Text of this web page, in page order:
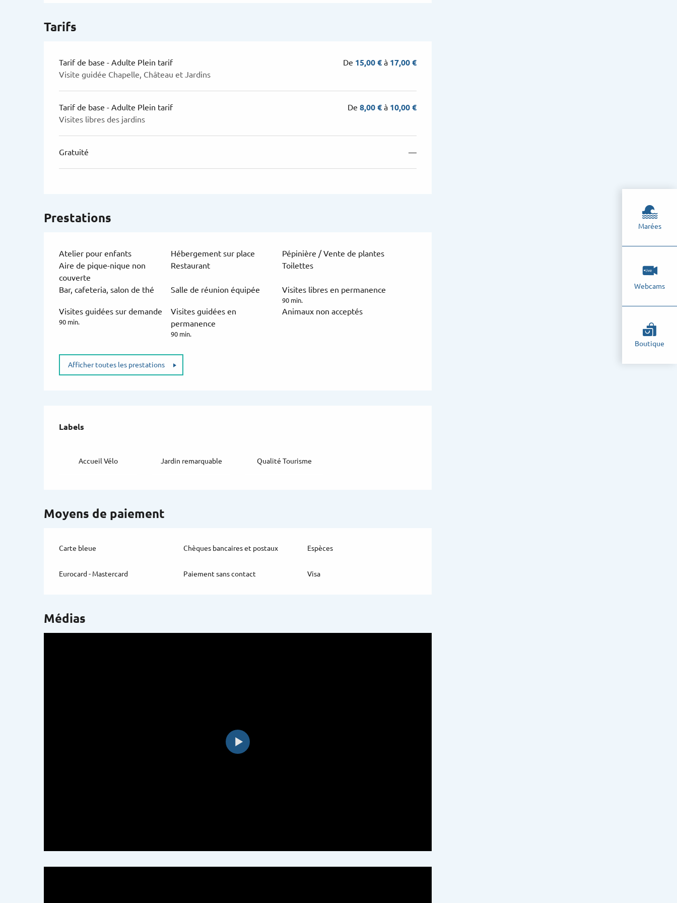
Marées
Webcams
Boutique
Prestations
Atelier pour enfants Hébergement sur place
Pépinière / Vente de plantes
Aire de pique-nique non
couverte
Restaurant Toilettes
Bar, cafeteria, salon de thé Salle de réunion équipée Visites libres en permanence
90 min.
Visites guidées sur demande
90 min.
Visites guidées en
permanence
90 min.
Animaux non acceptés
Afficher toutes les prestations
Offres de prestations
Labels
Labels
Accueil Vélo Jardin remarquable Qualité Tourisme
Tarifs
Tarif de base - Adulte Plein tarif
Visite guidée Chapelle, Château et Jardins
De 15,00 € à 17,00 €
Tarif de base - Adulte Plein tarif
Visites libres des jardins
De8,00 € à 10,00 €
Gratuité —
Moyens de paiement
Carte bleue Chèques bancaires et postaux Espèces
Eurocard - Mastercard Paiement sans contact Visa
Médias